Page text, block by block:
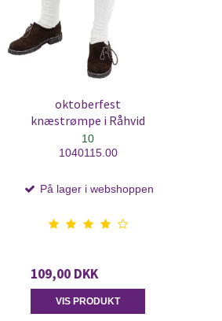
oktoberfest
knæstrømpe i Råhvid
10
1040115.00
På lager i webshoppen
109,00 DKK
VIS PRODUKT